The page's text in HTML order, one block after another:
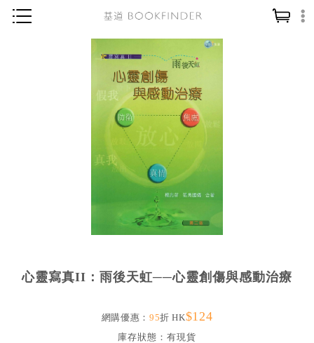
神學／教義
教會歷史
信徒生活
社會／倫理
心靈寫真II：雨後天虹──心靈創傷與感動治療
網購優惠： 95折 HK$124
庫存狀態： 有現貨